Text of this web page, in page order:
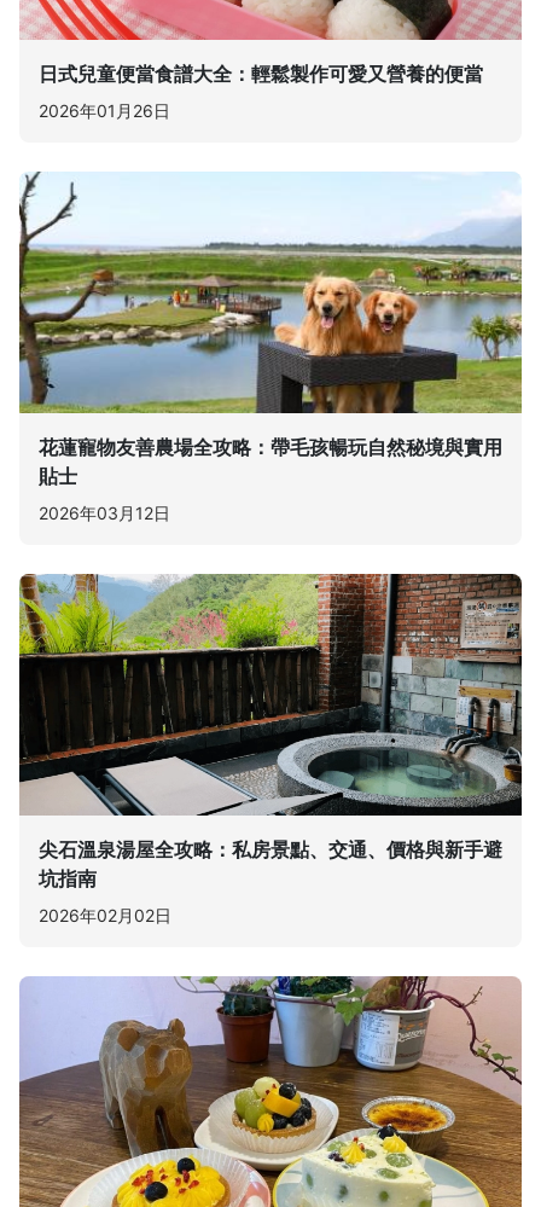
日式兒童便當食譜大全：輕鬆製作可愛又營養的便當
2026年01月26日
花蓮寵物友善農場全攻略：帶毛孩暢玩自然秘境與實用
貼士
2026年03月12日
尖石溫泉湯屋全攻略：私房景點、交通、價格與新手避
坑指南
2026年02月02日